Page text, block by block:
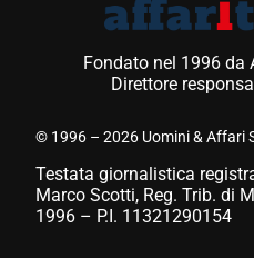
Fondato nel 1996 da
Direttore
© 1996 – 2026 Uomini & Affari
Testata giornalistica
Marco Scotti, Reg. Trib. di
1996 – P.I. 11321290154